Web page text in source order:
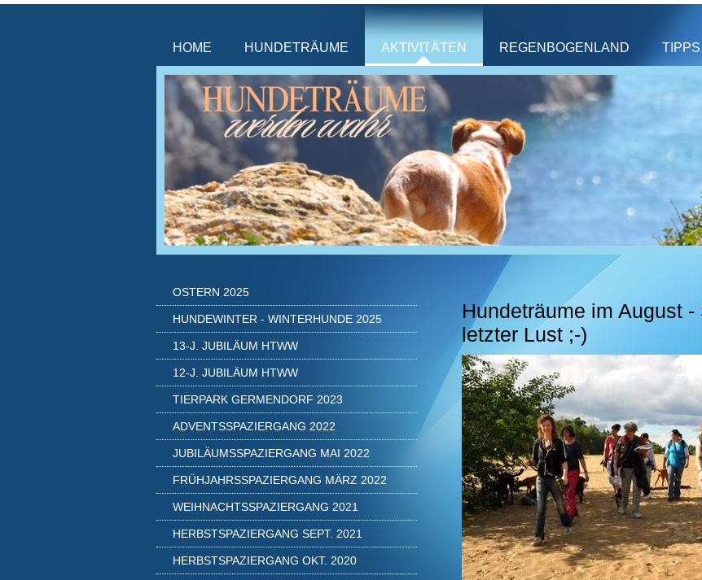
HOME HUNDETRÄUME AKTIVITÄTEN REGENBOGENLAND TIPPS
Hundeträume im August
letzter Lust ;-)
OSTERN 2025
HUNDEWINTER - WINTERHUNDE 2025
13-J. JUBILÄUM HTWW
12-J. JUBILÄUM HTWW
TIERPARK GERMENDORF 2023
ADVENTSSPAZIERGANG 2022
JUBILÄUMSSPAZIERGANG MAI 2022
FRÜHJAHRSSPAZIERGANG MÄRZ 2022
WEIHNACHTSSPAZIERGANG 2021
HERBSTSPAZIERGANG SEPT. 2021
HERBSTSPAZIERGANG OKT. 2020